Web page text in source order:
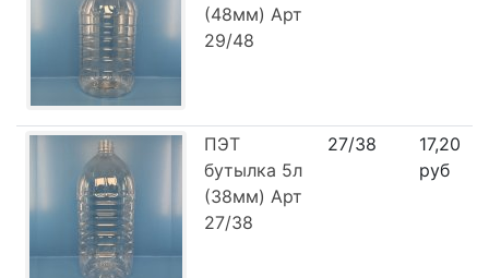
(48мм) Арт
29/48
ПЭТ
бутылка 5л
(38мм) Арт
27/38
27/38
17,20
руб